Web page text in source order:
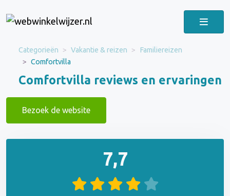
Categorieën Vakantie & reizen
Familiereizen
Comfortvilla
Comfortvilla reviews en ervaringen
Bezoek de website
7,7